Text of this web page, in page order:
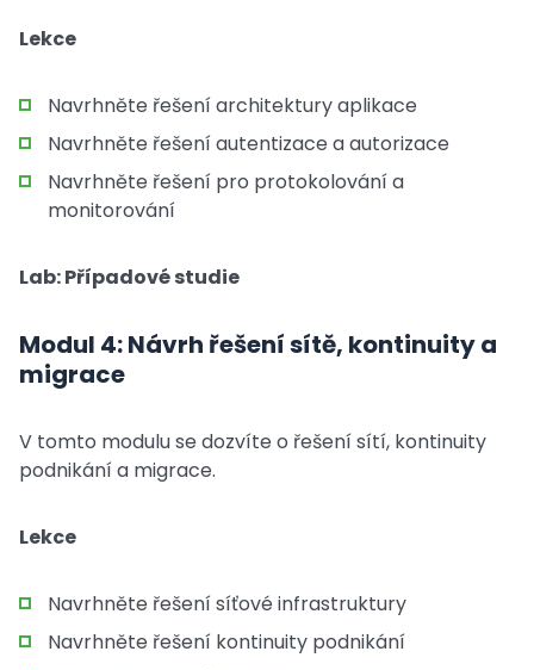
Lekce
Navrhněte řešení architektury aplikace
Navrhněte řešení autentizace a autorizace
Navrhněte řešení pro protokolování a
monitorování
Lab: Případové studie
Modul 4: Návrh řešení sítě, kontinuity a
migrace
V tomto modulu se dozvíte o řešení sítí, kontinuity
podnikání a migrace.
Lekce
Navrhněte řešení síťové infrastruktury
Navrhněte řešení kontinuity podnikání